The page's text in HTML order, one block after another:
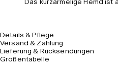
Das kurzärmelige Hemd ist
entspannter Passform
cm groß und trägt Größe M.
Details & Pflege
Versand & Zahlung
Lieferung & Rücksendungen
Größentabelle